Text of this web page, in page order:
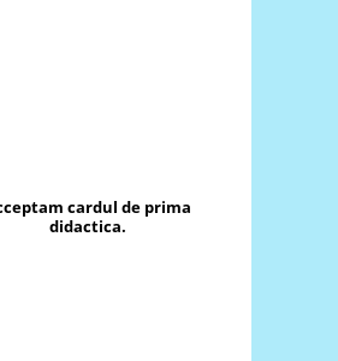
cardul de prima
didactica.